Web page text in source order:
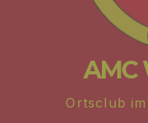
AMC
Ortsclub